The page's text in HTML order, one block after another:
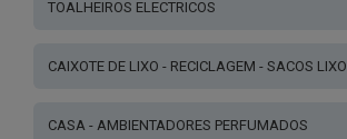
TOALHEIROS ELECTRICOS
CAIXOTE DE LIXO - RECICLAGEM - SACOS LIXO
CASA - AMBIENTADORES PERFUMADOS